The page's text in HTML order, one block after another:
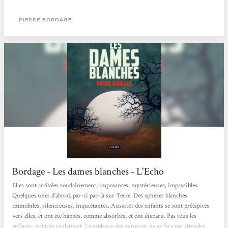
son nouveau roman paru aux éditions l’Atalante. Tout commence par une
PIERRE BORDAGE
Bordage - Les dames blanches - L'Echo
Elles sont arrivées soudainement, imposantes, mystérieuses, impassibles.
Quelques unes d'abord, par-ci par-là sur Terre. Des sphères blanches
immobiles, silencieuses, inquiétantes. Aussitôt des enfants se sont précipités
vers elles, et ont été happés, comme absorbés, et ont disparu. Pas tous les
enfants, certains seulement. La réplique des autorités ne se fera pas attendre,